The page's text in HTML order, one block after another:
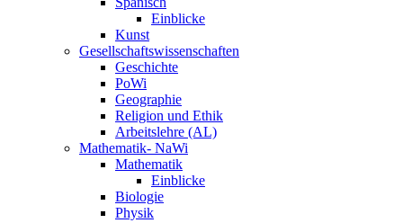
Einblicke
Kunst
Gesellschaftswissenschaften
Geschichte
PoWi
Geographie
Religion und Ethik
Arbeitslehre (AL)
Mathematik- NaWi
Mathematik
Einblicke
Biologie
Physik